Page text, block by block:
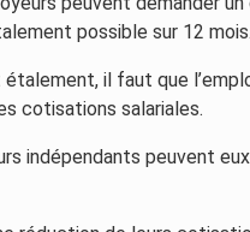
possible sur 12 mois.
il faut que
cotisations salariales.
indépendants peuvent